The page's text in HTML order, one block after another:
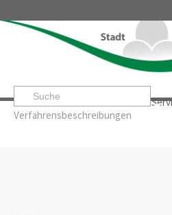
Startseite» »
Verfahrensbeschreibungen
Leben & Erleben Rathaus &